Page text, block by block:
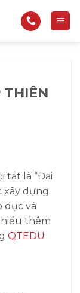
THIÊN
tắt là “Đại
xây dựng
dục và
thêm
QTEDU